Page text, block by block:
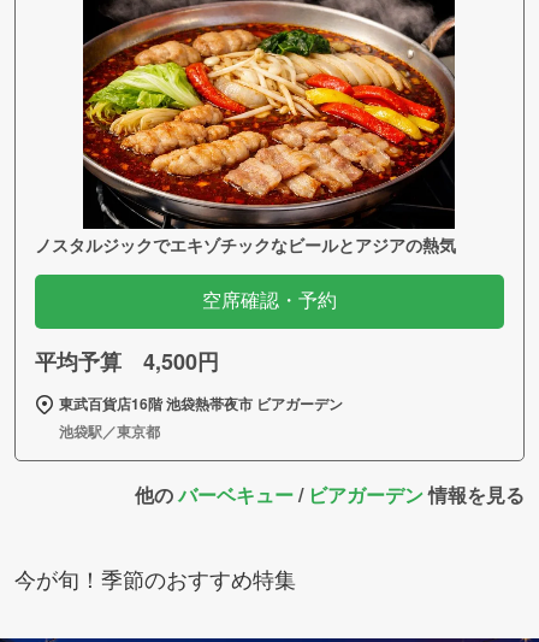
ノスタルジックでエキゾチックなビールとアジアの熱気
空席確認・予約
平均予算 4,500円
東武百貨店16階 池袋熱帯夜市 ビアガーデン
池袋駅／東京都
他のバーベキュー/ ビアガーデン情報を見る
今が旬！季節のおすすめ特集